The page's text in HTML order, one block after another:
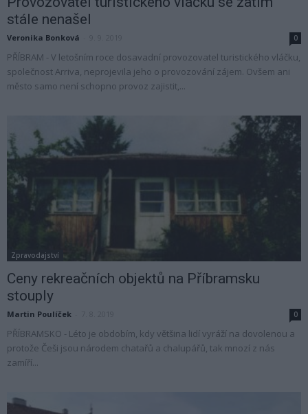
stále nenašel
Veronika Bonková 0
PŘÍBRAM - V letošním roce dosavadní provozovatel turistického vláčku,
společnost Arriva, neprojevila jeho o provozování zájem. Ovšem ani
město samo není schopno provoz zajistit,...
Zpravodajství
Ceny rekreačních objektů na Příbramsku
stouply
Martin Poulíček 0
PŘÍBRAMSKO - Léto je obdobím, kdy většina lidí vyráží na dovolenou a
protože Češi jsou národem chatařů a chalupářů, tak mnozí z nás
zamíří...